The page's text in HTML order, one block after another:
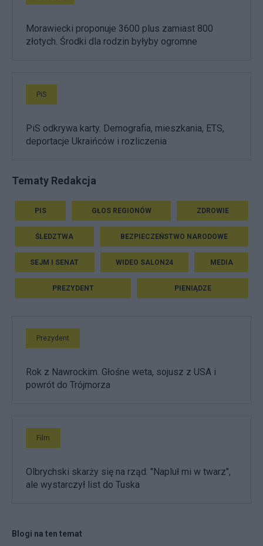
Morawiecki proponuje 3600 plus zamiast 800
złotych. Środki dla rodzin byłyby ogromne
PiS
PiS odkrywa karty. Demografia, mieszkania, ETS,
deportacje Ukraińców i rozliczenia
Tematy Redakcja
PIS GŁOS REGIONÓW ZDROWIE
ŚLEDZTWA BEZPIECZEŃSTWO NARODOWE
SEJM I SENAT WIDEO SALON24 MEDIA
PREZYDENT PIENIĄDZE
Prezydent
Rok z Nawrockim. Głośne weta, sojusz z USA i
powrót do Trójmorza
Film
Olbrychski skarży się na rząd. "Napluł mi w twarz",
ale wystarczył list do Tuska
Blogi na ten temat